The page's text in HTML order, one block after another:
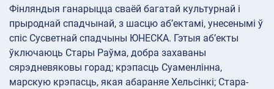
Фінляндыя ганарыцца сваёй багатай культурнай і
прыроднай спадчынай, з шасцю аб’ектамі, унесенымі ў
спіс Сусветнай спадчыны ЮНЕСКА. Гэтыя аб’екты
ўключаюць Стары Раўма, добра захаваны
сярэдневяковы горад; крэпасць Суаменлінна,
марскую крэпасць, якая абараняе Хельсінкі; Стара-